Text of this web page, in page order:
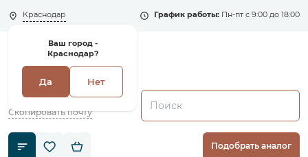
Краснодар
Ваш город -
Краснодар?
Да Нет
График работы: Пн-пт с 9:00 до 18:00
Скопировать почту
Подобрать аналог